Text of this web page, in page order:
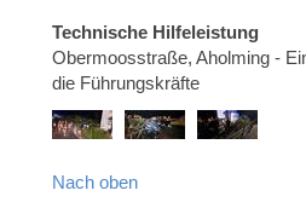
Technische Hilfeleistung
Obermoosstraße, Aholming -
die Führungskräfte
Nach oben